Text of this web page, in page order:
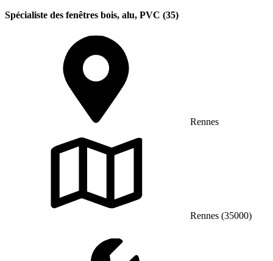
Spécialiste des fenêtres bois, alu, PVC (35)
Rennes
Rennes (35000)